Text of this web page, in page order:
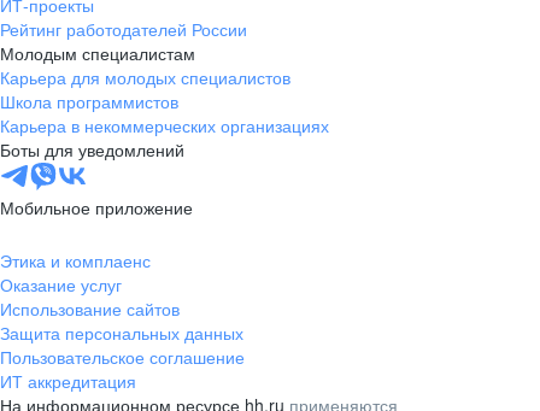
ИТ-проекты
Рейтинг работодателей России
Молодым специалистам
Карьера для молодых специалистов
Школа программистов
Карьера в некоммерческих организациях
Боты для уведомлений
Мобильное приложение
Этика и комплаенс
Оказание услуг
Использование сайтов
Защита персональных данных
Пользовательское соглашение
ИТ аккредитация
На информационном ресурсе hh.ru применяются